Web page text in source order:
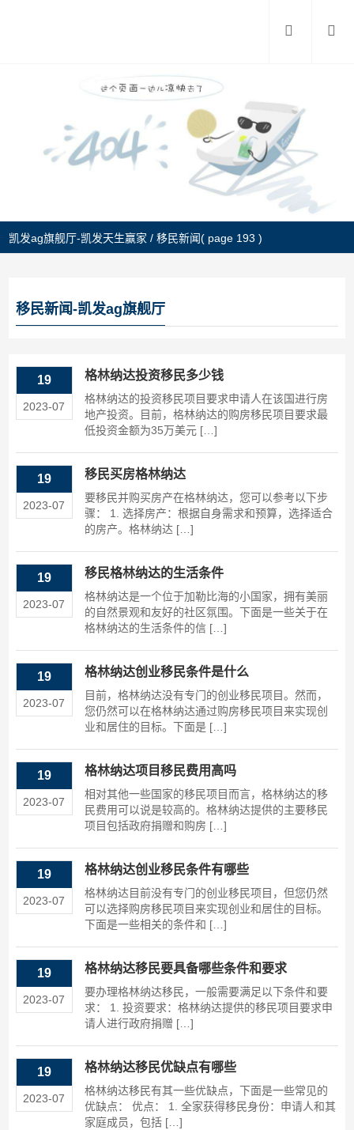
凯发ag旗舰厅-凯发天生赢家 /移民新闻( page 193 )
移民新闻-凯发ag旗舰厅
19
2023-07
格林纳达投资移民多少钱
格林纳达的投资移民项目要求申请人在该国进行房
地产投资。目前，格林纳达的购房移民项目要求最
低投资金额为35万美元 […]
19
2023-07
移民买房格林纳达
要移民并购买房产在格林纳达，您可以参考以下步
骤： 1. 选择房产：根据自身需求和预算，选择适合
的房产。格林纳达 […]
19
2023-07
移民格林纳达的生活条件
格林纳达是一个位于加勒比海的小国家，拥有美丽
的自然景观和友好的社区氛围。下面是一些关于在
格林纳达的生活条件的信 […]
19
2023-07
格林纳达创业移民条件是什么
目前，格林纳达没有专门的创业移民项目。然而，
您仍然可以在格林纳达通过购房移民项目来实现创
业和居住的目标。下面是 […]
19
2023-07
格林纳达项目移民费用高吗
相对其他一些国家的移民项目而言，格林纳达的移
民费用可以说是较高的。格林纳达提供的主要移民
项目包括政府捐赠和购房 […]
19
2023-07
格林纳达创业移民条件有哪些
格林纳达目前没有专门的创业移民项目，但您仍然
可以选择购房移民项目来实现创业和居住的目标。
下面是一些相关的条件和 […]
19
2023-07
格林纳达移民要具备哪些条件和要求
要办理格林纳达移民，一般需要满足以下条件和要
求： 1. 投资要求：格林纳达提供的移民项目要求申
请人进行政府捐赠 […]
19
2023-07
格林纳达移民优缺点有哪些
格林纳达移民有其一些优缺点，下面是一些常见的
优缺点： 优点： 1. 全家获得移民身份：申请人和其
家庭成员，包括 […]